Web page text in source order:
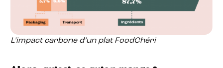
L’impact carbone d’un plat FoodChéri